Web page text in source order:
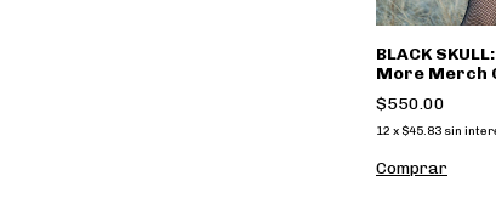
BLACK
More Merch
$550.00
12 x $45.83 sin
Comprar